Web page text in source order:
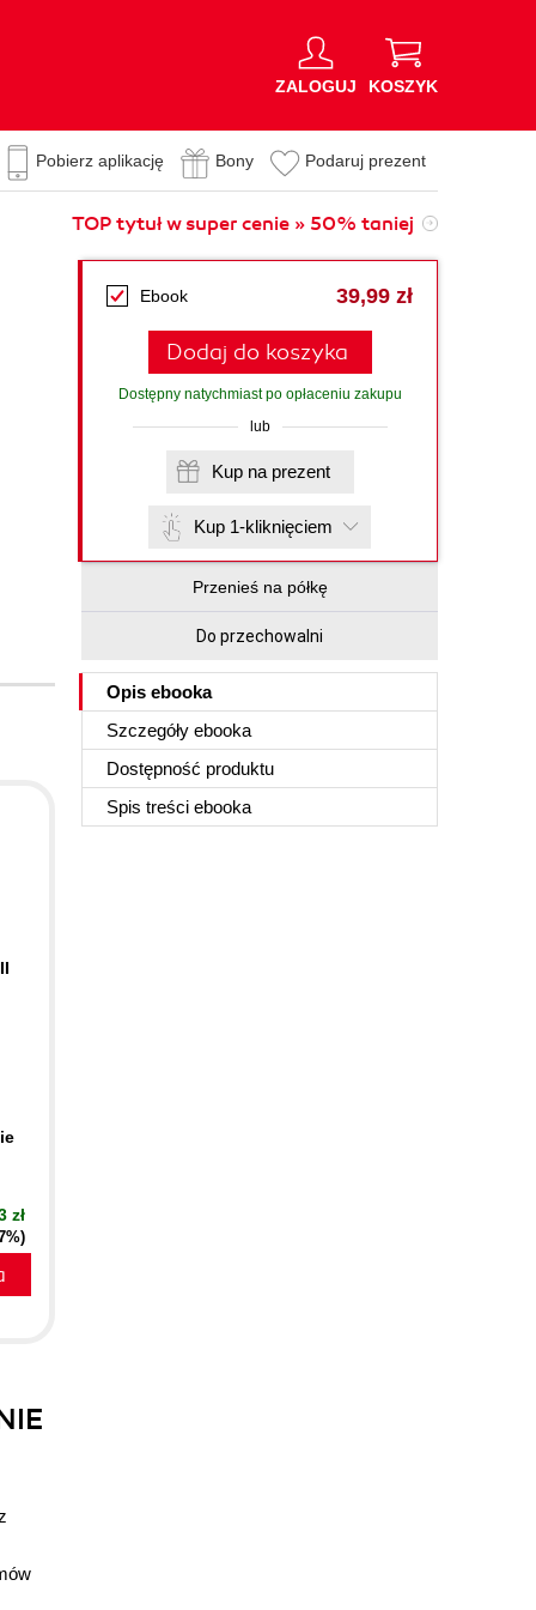
ZALOGUJ KOSZYK
Pobierz aplikację Bony Podaruj prezent
TOP tytuł w super cenie » 50% taniej
Ebook 39,99 zł
Dodaj do koszyka
Dostępny natychmiast po opłaceniu zakupu
lub
Kup na prezent
Kup 1-kliknięciem
Przenieś na półkę
Do przechowalni
Opis ebooka
Szczegóły ebooka
Dostępność produktu
Spis treści ebooka
zł